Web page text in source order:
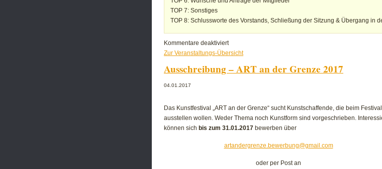
TOP 7: Sonstiges
TOP 8: Schlussworte des Vorstands, Schließung der Sitzung & Übergang in
Kommentare deaktiviertfür
Einladung
22.
Zur Veranstaltungs-Übersicht
Ausschreibung – ART an der Grenze 2017
04.01.2017
Das Kunstfestival „ART an der Grenze“ sucht Kunstschaffende, die beim Festival
ausstellen wollen. Weder Thema noch Kunstform sind vorgeschrieben.
können sich bis zum 31.01.2017 bewerben über
artandergrenze.bewerbung@gmail.com
oder per Post an